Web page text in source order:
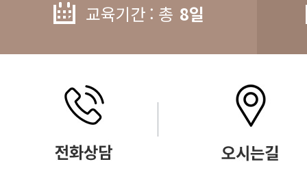
교육기간 : 총 8일